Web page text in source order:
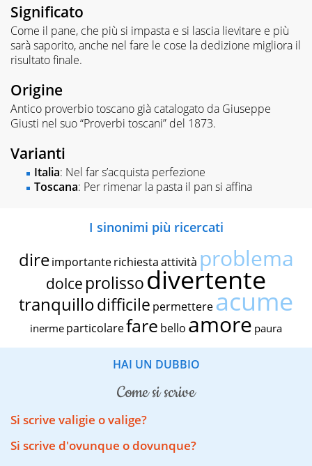
Significato
Come il pane, che più si impasta e si lascia lievitare e più
sarà saporito, anche nel fare le cose la dedizione migliora il
risultato finale.
Origine
Antico proverbio toscano già catalogato da Giuseppe
Giusti nel suo “Proverbi toscani” del 1873.
Varianti
Italia: Nel far s’acquista perfezione
Toscana: Per rimenar la pasta il pan si affina
I sinonimi più ricercati
dire importante richiestaattività problema
dolce prolissodivertente
tranquillodifficile permettereacume
inerme particolarefare bello amore paura
HAI UN DUBBIO
come si scrive
Si scrive valigie o valige?
Si scrive d'ovunque o dovunque?